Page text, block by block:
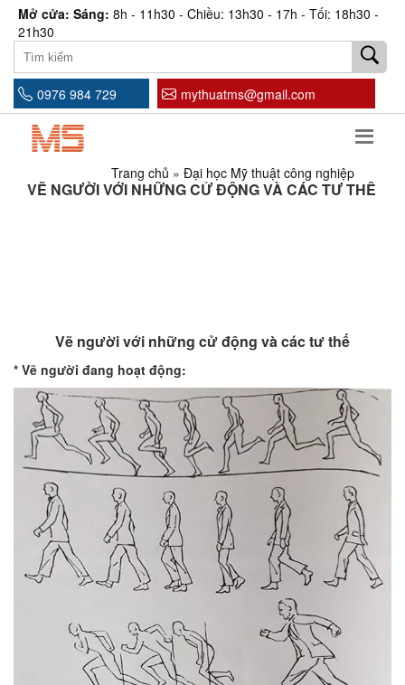
Mở cửa: Sáng: 8h - 11h30 - Chiều: 13h30 - 17h - Tối: 18h30 -
21h30
0976 984 729 mythuatms@gmail.com
Trang chủ » Đại học Mỹ thuật công nghiệp
VẼ NGƯỜI VỚI NHỮNG CỬ ĐỘNG VÀ CÁC TƯ THẾ
Vẽ người với những cử động và các tư thế
* Vẽ người đang hoạt động: